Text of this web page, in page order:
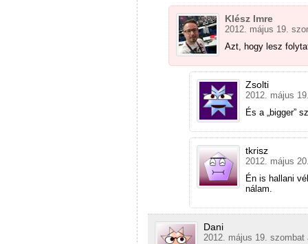
Klész Imre
2012. május 19.
Azt, hogy lesz
Zsolti
2012. május
És a „bigger”
tkrisz
2012. május
Én is hallani
nálam.
Dani
2012. május 19. szombat